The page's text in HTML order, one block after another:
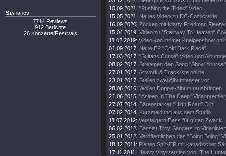
Statistics
7714 Reviews
912 Berichte
26 Konzerte/Festivals
10.09.2021: "Pushing the Tides" Video
15.05.2021: Neues Video zu DC-Comicreihe
16.09.2020: Zocken mit Marty Friedman
15.04.2019: Video zu "Stairway To Heaven"
11.02.2019: Video von intimer Kneipenshow
01.09.2017: Neue EP "Cold Dark Place"
17.03.2017: "Sultans Curse" Video und
08.02.2017: Streamen den Song "Show
27.01.2017: Artwork & Trackliste online
23.01.2017: Stellen zwei Albumteaser vor.
28.06.2016: Wollen Doppel-Album rausbringen
21.06.2015: "Asleep In The Deep"
27.07.2014: Bärenstarker "High Road" Clip.
07.02.2014: Kurzmeldung aus dem Studio
11.07.2012: Versteigern Bass für guten Zweck
06.02.2012: Bassist Troy Sanders im
25.01.2012: Veröffentlichen das "Boing Boing"
18.12.2011: Planen Split-EP mit kanadischer
17.11.2011: Heavy Vinylversion von "The